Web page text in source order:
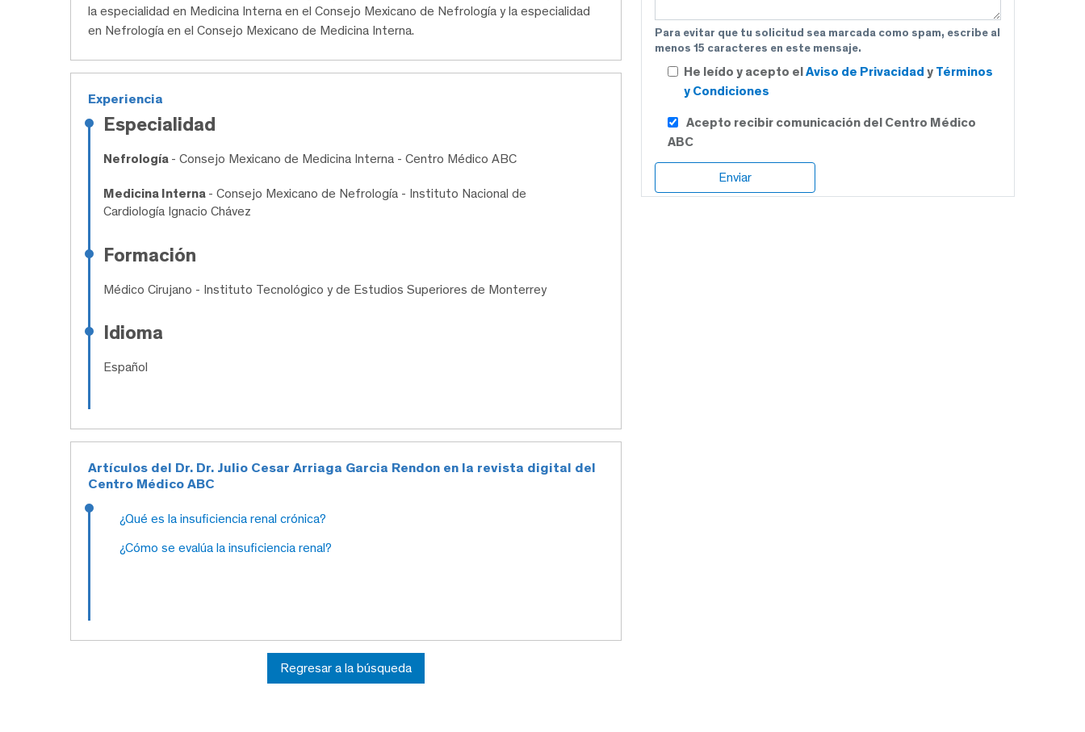
la especialidad en Medicina Interna en el Consejo Mexicano de Nefrología y la especialidad
en Nefrología en el Consejo Mexicano de Medicina Interna.
Experiencia
Especialidad
Nefrología - Consejo Mexicano de Medicina Interna - Centro Médico ABC
Medicina Interna - Consejo Mexicano de Nefrología - Instituto Nacional de
Cardiología Ignacio Chávez
Formación
Médico Cirujano - Instituto Tecnológico y de Estudios Superiores de Monterrey
Idioma
Español
Artículos del Dr. Dr. Julio Cesar Arriaga Garcia Rendon en la revista digital del
Centro Médico ABC
¿Qué es la insuficiencia renal crónica?
¿Cómo se evalúa la insuficiencia renal?
Regresar a la búsqueda
Para evitar que tu solicitud sea marcada como spam, escribe al
menos 15 caracteres en este mensaje.
He leído y acepto elAviso de Privacidad y Términos
y Condiciones
Acepto recibir comunicación del Centro Médico
ABC